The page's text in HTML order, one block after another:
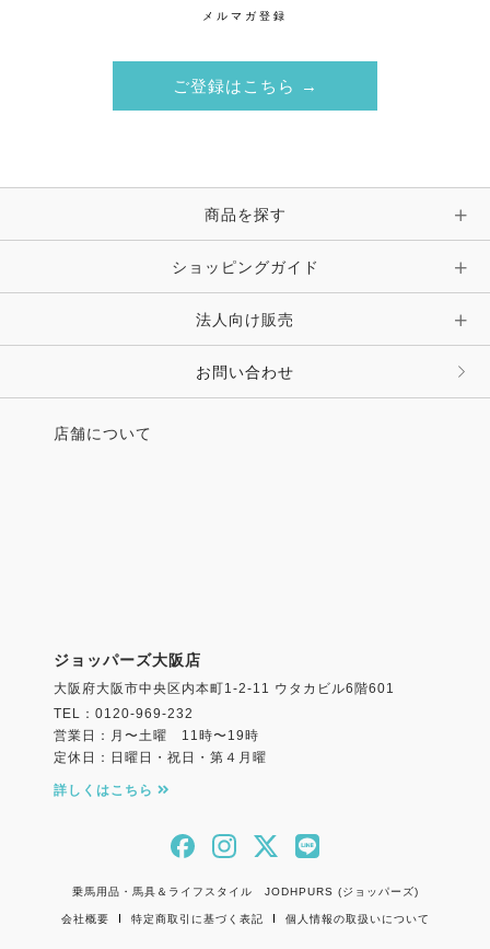
メルマガ登録
ご登録はこちら →
商品を探す
ショッピングガイド
法人向け販売
お問い合わせ
店舗について
ジョッパーズ大阪店
大阪府大阪市中央区内本町1-2-11 ウタカビル6階601
TEL：0120-969-232
営業日：月〜土曜 11時〜19時
定休日：日曜日・祝日・第４月曜
詳しくはこちら
乗馬用品・馬具＆ライフスタイル JODHPURS (ジョッパーズ)
会社概要 特定商取引に基づく表記 個人情報の取扱いについて